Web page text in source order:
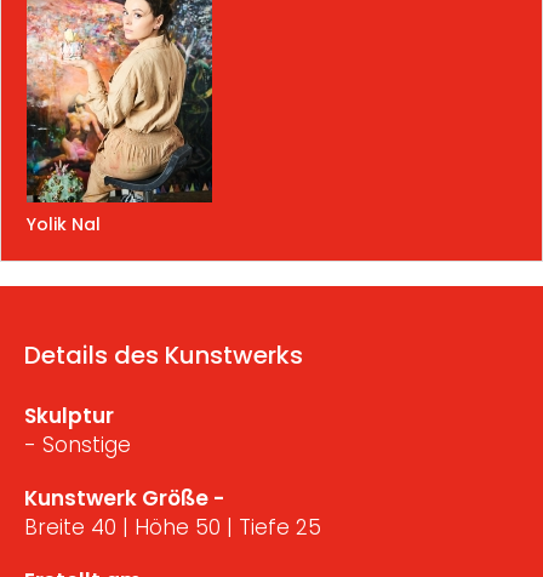
Yolik Nal
Details des Kunstwerks
Skulptur
- Sonstige
Kunstwerk Größe -
Breite 40 | Höhe 50 | Tiefe 25